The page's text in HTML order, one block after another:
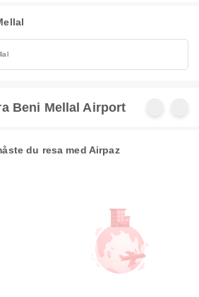
Beni Mellal Airport
du resa med Airpaz